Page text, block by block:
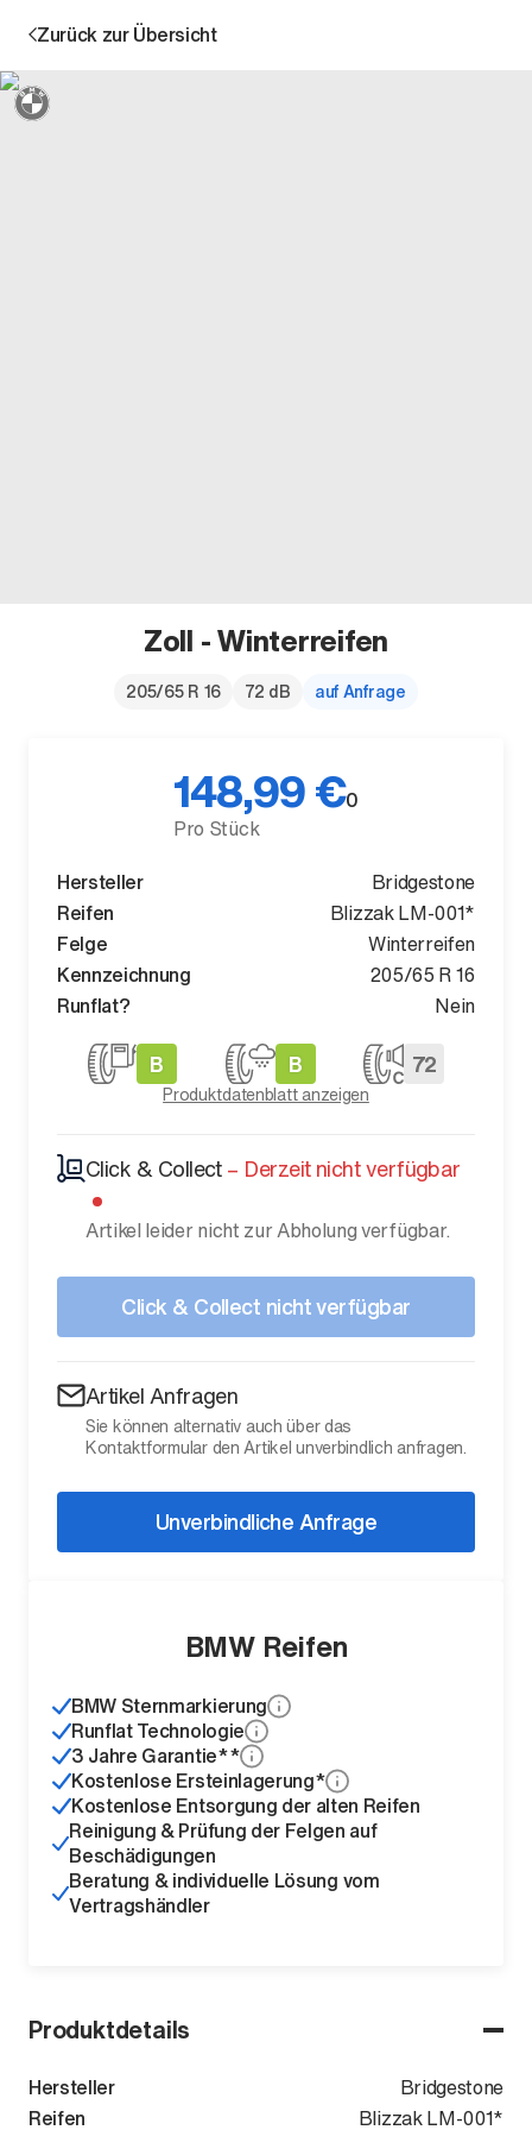
Der neue BMW X5.
Zurück zur Übersicht
Produktdetails
Hersteller
Bridgestone
Reifen
Blizzak LM-001*
Zoll - Winterreifen
205/65 R 16 72 dB auf Anfrage
148,99 €
Pro Stück
0
Hersteller
Bridgestone
Reifen
Blizzak LM-001*
Felge
Winterreifen
Kennzeichnung
205/65 R 16
Runflat?
Nein
B B 72
Produktdatenblatt anzeigen
Click & Collect– Derzeit nicht verfügbar
Artikel leider nicht zur Abholung verfügbar.
Click & Collect nicht verfügbar
Artikel Anfragen
Sie können alternativ auch über das
Kontaktformular den Artikel unverbindlich anfragen.
Unverbindliche Anfrage
BMW Reifen
BMW Sternmarkierung
Runflat Technologie
3 Jahre Garantie**
Kostenlose Ersteinlagerung*
Kostenlose Entsorgung der alten Reifen
Reinigung & Prüfung der Felgen auf
Beschädigungen
Beratung & individuelle Lösung vom
Vertragshändler